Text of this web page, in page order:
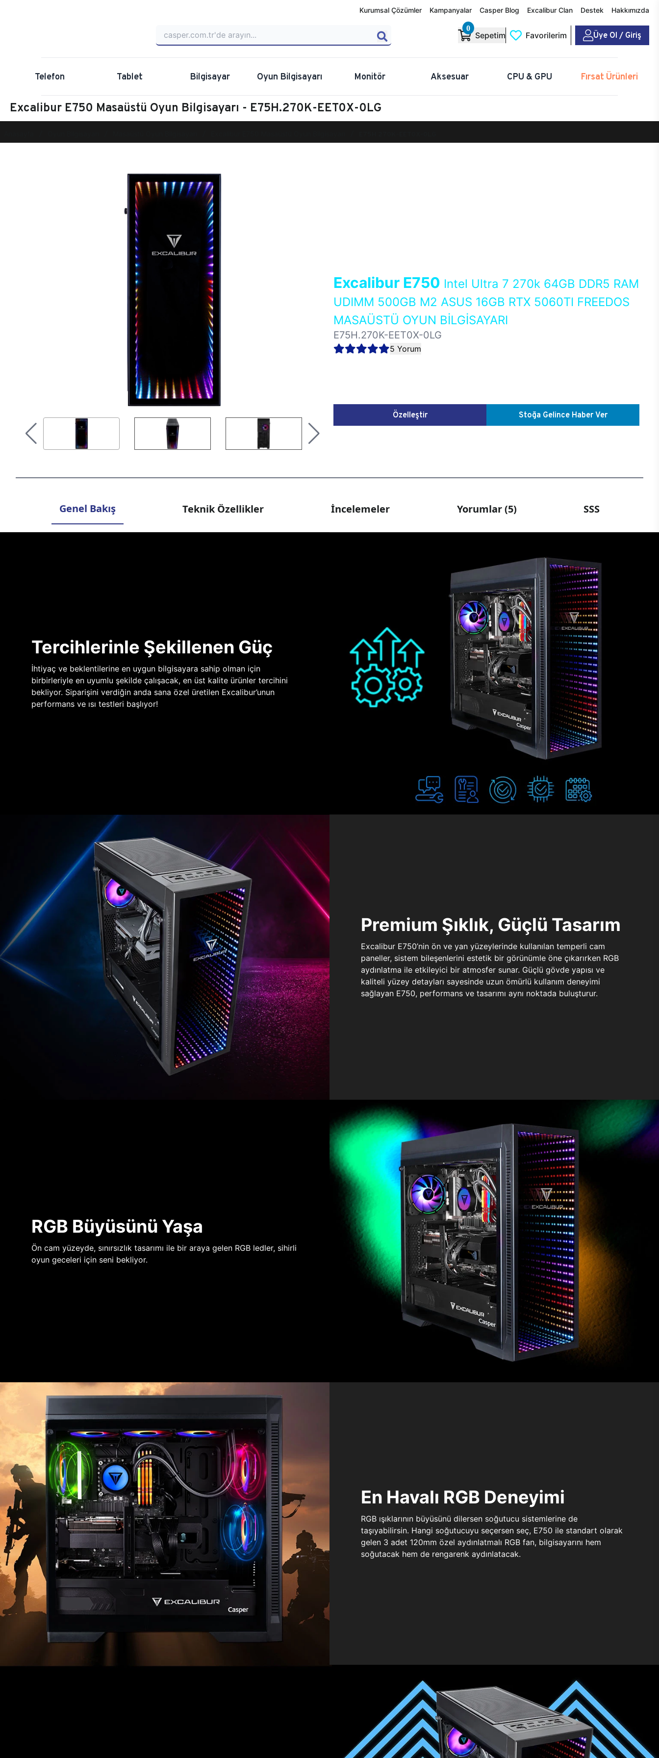
Kurumsal Çözümler Kampanyalar Casper Blog Excalibur Clan Destek Hakkımızda
0
Sepetim Favorilerim Üye Ol / Giriş
Telefon Tablet Bilgisayar Oyun Bilgisayarı Monitör Aksesuar CPU & GPU Fırsat Ürünleri
Excalibur E750 Masaüstü Oyun Bilgisayarı - E75H.270K-EET0X-0LG
Excalibur E750 Intel Ultra 7 270k 64GB DDR5 RAM
UDIMM 500GB M2 ASUS 16GB RTX 5060TI FREEDOS
MASAÜSTÜ OYUN BİLGİSAYARI
E75H.270K-EET0X-0LG
5 Yorum
Özelleştir Stoğa Gelince Haber Ver
Genel Bakış Teknik Özellikler İncelemeler Yorumlar (5) SSS
Tercihlerinle Şekillenen Güç
İhtiyaç ve beklentilerine en uygun bilgisayara sahip olman için
birbirleriyle en uyumlu şekilde çalışacak, en üst kalite ürünler tercihini
bekliyor. Siparişini verdiğin anda sana özel üretilen Excalibur’unun
performans ve ısı testleri başlıyor!
Premium Şıklık, Güçlü Tasarım
Excalibur E750’nin ön ve yan yüzeylerinde kullanılan temperli cam
paneller, sistem bileşenlerini estetik bir görünümle öne çıkarırken RGB
aydınlatma ile etkileyici bir atmosfer sunar. Güçlü gövde yapısı ve
kaliteli yüzey detayları sayesinde uzun ömürlü kullanım deneyimi
sağlayan E750, performans ve tasarımı aynı noktada buluşturur.
RGB Büyüsünü Yaşa
Ön cam yüzeyde, sınırsızlık tasarımı ile bir araya gelen RGB ledler, sihirli
oyun geceleri için seni bekliyor.
En Havalı RGB Deneyimi
RGB ışıklarının büyüsünü dilersen soğutucu sistemlerine de
taşıyabilirsin. Hangi soğutucuyu seçersen seç, E750 ile standart olarak
gelen 3 adet 120mm özel aydınlatmalı RGB fan, bilgisayarını hem
soğutacak hem de rengarenk aydınlatacak.